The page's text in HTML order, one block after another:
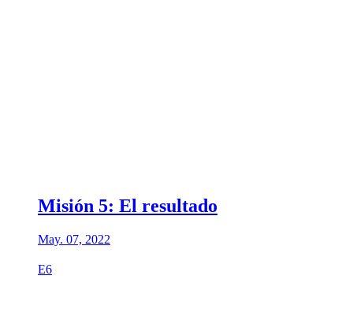
Misión 5: El resultado
May. 07, 2022
E6